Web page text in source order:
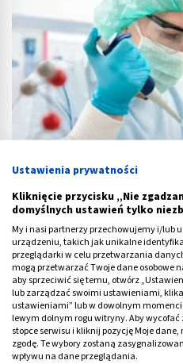
MCHC (w morfologii krwi) –
Ustawienia prywatności
Kliknięcie przycisku „Nie
domyślnych ustawień tylko
My i nasi partnerzy przechowujemy i/lub
urządzeniu, takich jak unikalne
przeglądarki w celu przetwarzania
mogą przetwarzać Twoje dane osobowe
aby sprzeciwić się temu, otwórz
lub zarządzać swoimi ustawieniami,
ustawieniami” lub w dowolnym
lewym dolnym rogu witryny. Aby
stopce serwisu i kliknij pozycję Moje
zgodę. Te wybory zostaną
wpływu na dane przeglądania.